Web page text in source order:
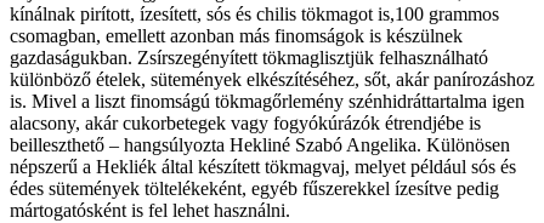
kínálnak pirított, ízesített, sós és chilis tökmagot is,100 grammos
csomagban, emellett azonban más finomságok is készülnek
gazdaságukban. Zsírszegényített tökmaglisztjük felhasználható
különböző ételek, sütemények elkészítéséhez, sőt, akár panírozáshoz
is. Mivel a liszt finomságú tökmagőrlemény szénhidráttartalma igen
alacsony, akár cukorbetegek vagy fogyókúrázók étrendjébe is
beilleszthető – hangsúlyozta Hekliné Szabó Angelika. Különösen
népszerű a Hekliék által készített tökmagvaj, melyet például sós és
édes sütemények töltelékeként, egyéb fűszerekkel ízesítve pedig
mártogatósként is fel lehet használni.